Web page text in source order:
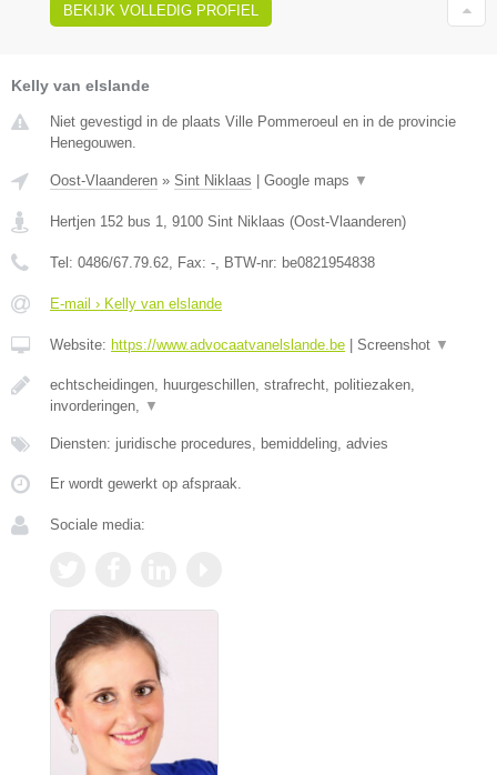
BEKIJK VOLLEDIG PROFIEL
Kelly van elslande
Niet gevestigd in de plaats Ville Pommeroeul en in de provincie
Henegouwen.
Oost-Vlaanderen » Sint Niklaas Google maps ▼
Hertjen 152 bus 1 9100 Sint Niklaas (Oost-Vlaanderen)
Tel: 0486/67.79.62 , Fax: - , BTW-nr: be0821954838
E-mail › Kelly van elslande
Website: https://www.advocaatvanelslande.be Screenshot ▼
echtscheidingen, huurgeschillen, strafrecht, politiezaken,
invorderingen,
▼
Diensten: juridische procedures, bemiddeling, advies
Er wordt gewerkt op afspraak.
Sociale media: